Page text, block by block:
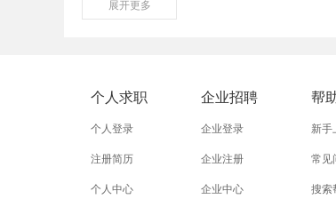
保险
展开更多
个人求职
个人登录
注册简历
个人中心
企业招聘
企业登录
企业注册
企业中心
帮
新手
常见
搜索